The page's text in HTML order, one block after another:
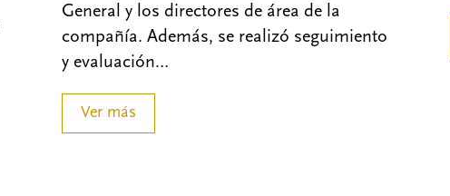
General y los directores de área de la
compañía. Además, se realizó seguimiento
y evaluación…
Ver más